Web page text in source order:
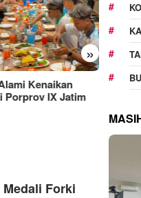
»
Pelanggan,
IM3
Sentuhan
Fiturnya
RAT
Forki